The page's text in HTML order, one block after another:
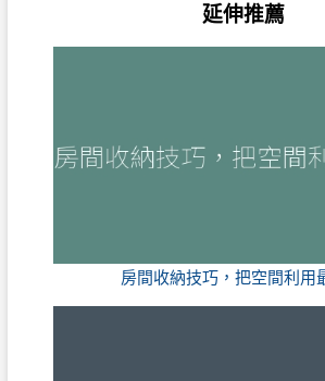
延伸推薦
房間收納技巧，把空間利用